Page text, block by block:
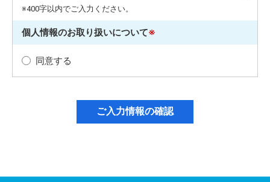
※400字以内でご入力ください。
個人情報のお取り扱いについて※
同意する